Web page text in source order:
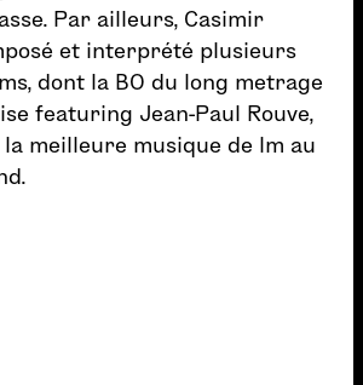
Par ailleurs, Casimir
et interprété plusieurs
dont la BO du long metrage
featuring Jean-Paul Rouve,
meilleure musique de lm au